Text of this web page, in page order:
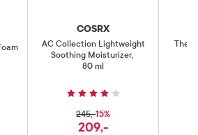
COSRX
AC Collection Lightweight
Soothing Moisturizer,
80 ml
245,-15%
209,-
The